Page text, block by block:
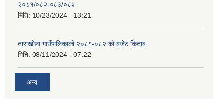
२०८१/०८२-०८३/०८४
मिति: 10/23/2024 - 13:21
ताराखोला गाउँपालिकाको २०८१-०८२ को बजेट किताब
मिति: 08/11/2024 - 07:22
अन्य